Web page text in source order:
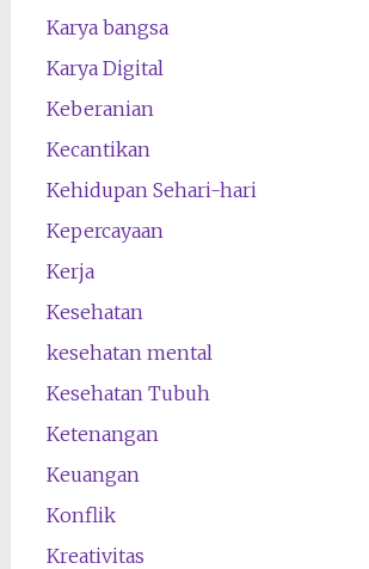
Karya bangsa
Karya Digital
Keberanian
Kecantikan
Kehidupan Sehari-hari
Kepercayaan
Kerja
Kesehatan
kesehatan mental
Kesehatan Tubuh
Ketenangan
Keuangan
Konflik
Kreativitas